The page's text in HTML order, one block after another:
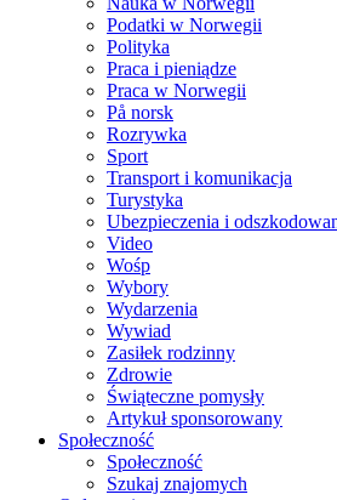
Podatki w Norwegii
Polityka
Praca i pieniądze
Praca w Norwegii
På norsk
Rozrywka
Sport
Transport i komunikacja
Turystyka
Ubezpieczenia i
Video
Wośp
Wybory
Wydarzenia
Wywiad
Zasiłek rodzinny
Zdrowie
Świąteczne pomysły
Artykuł sponsorowany
Społeczność
Społeczność
Szukaj znajomych